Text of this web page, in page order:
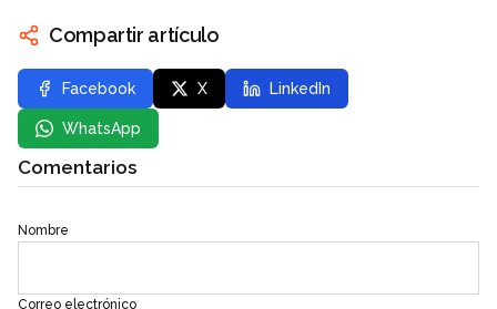
Compartir artículo
Facebook X LinkedIn
WhatsApp
Comentarios
Nombre
Correo electrónico